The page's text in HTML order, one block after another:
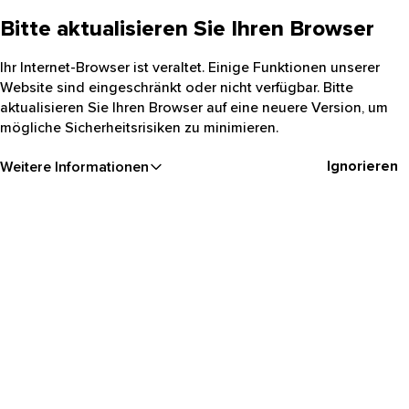
Bitte aktualisieren Sie Ihren Browser
Ihr Internet-Browser ist veraltet. Einige Funktionen unserer
Website sind eingeschränkt oder nicht verfügbar. Bitte
aktualisieren Sie Ihren Browser auf eine neuere Version, um
mögliche Sicherheitsrisiken zu minimieren.
Weitere Informationen Ignorieren